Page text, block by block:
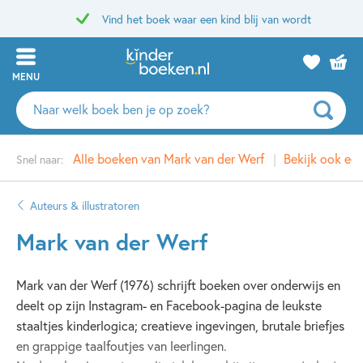
Vind het boek waar een kind blij van wordt
MENU
Zoeken
naar
auteurs
en
uitgevers
Snel naar: Alle boeken van Mark van der Werf Bekijk ook
Auteurs & illustratoren
Mark van der Werf
Mark van der Werf (1976) schrijft boeken over onderwijs en
deelt op zijn Instagram- en Facebook-pagina de leukste
staaltjes kinderlogica; creatieve ingevingen, brutale briefjes
en grappige taalfoutjes van leerlingen.